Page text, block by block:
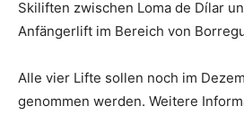
Skiliften zwischen Loma de Dílar
Anfängerlift im Bereich von
Alle vier Lifte sollen noch im
genommen werden. Weitere